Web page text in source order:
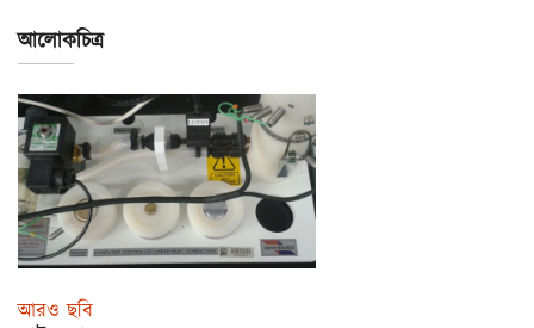
আলোকচিত্র
আরও ছবি